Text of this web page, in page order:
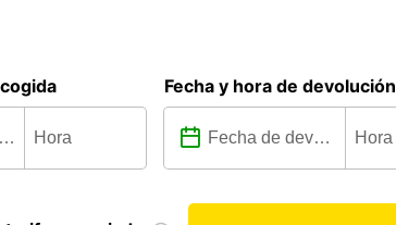
Fecha y hora de devolución